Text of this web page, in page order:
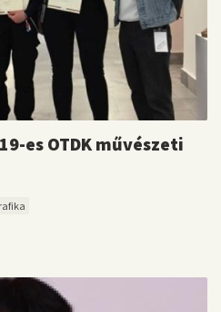
es OTDK művészeti